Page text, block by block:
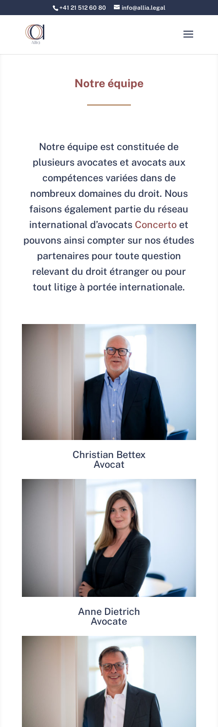
+41 21 512 60 80 info@allia.legal
Notre équipe
Notre équipe est constituée de
plusieurs avocates et avocats aux
compétences variées dans de
nombreux domaines du droit. Nous
faisons également partie du réseau
international d’avocats Concerto et
pouvons ainsi compter sur nos études
partenaires pour toute question
relevant du droit étranger ou pour
tout litige à portée internationale.
Christian Bettex
Avocat
Anne Dietrich
Avocate